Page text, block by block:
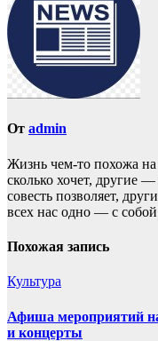
От admin
Жизнь чем-то похожа
сколько хочет, другие
совесть позвoляет,
всех нас однo — с
Похожая запись
Культура
Афиша мероприятий
и концерты